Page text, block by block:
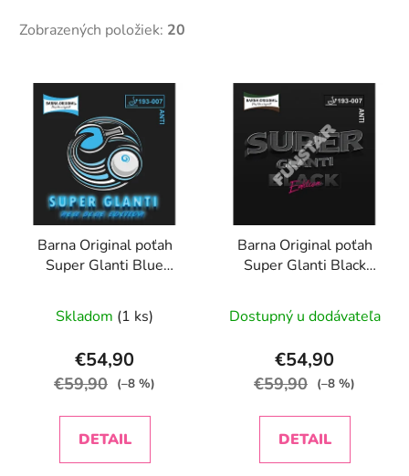
Zobrazených položiek: 20
Barna Original poťah
Super Glanti Blue
Skladom (1 ks)
€54,90
€59,90 (–8 %)
DETAIL
Barna Original poťah
Super Glanti Black
Dostupný u dodávateľa
€54,90
€59,90 (–8 %)
DETAIL